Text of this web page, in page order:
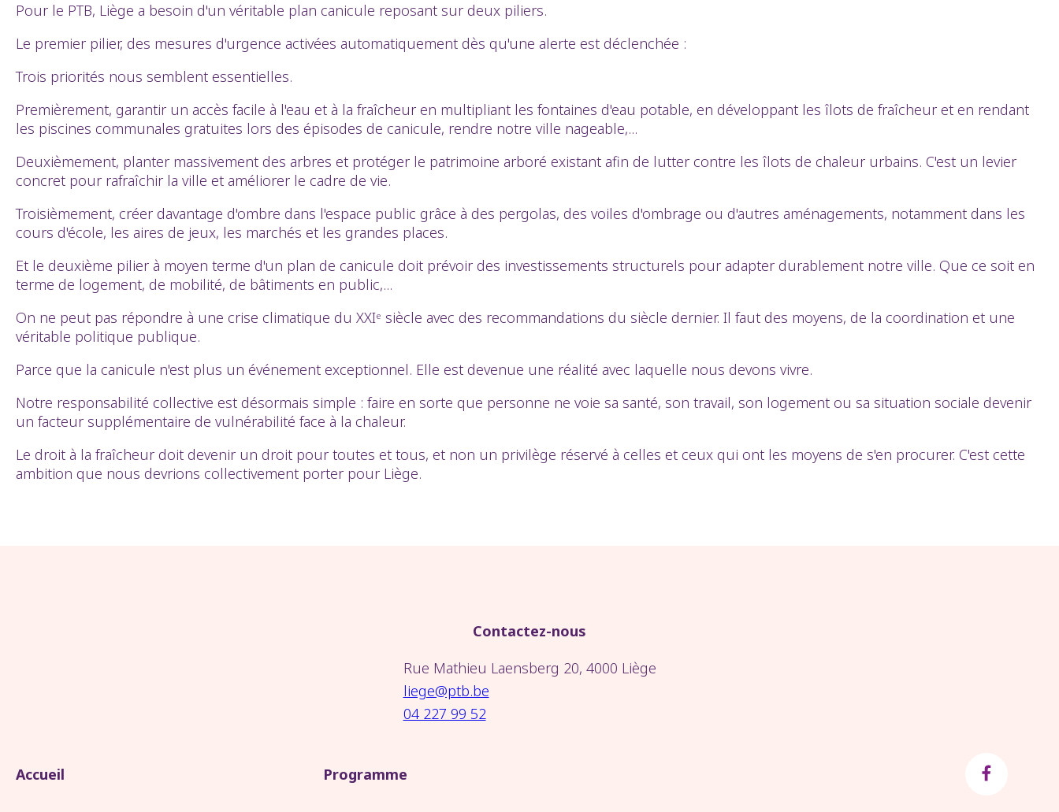
Pour le PTB, Liège a besoin d'un véritable plan canicule reposant sur deux piliers.
Le premier pilier, des mesures d'urgence activées automatiquement dès qu'une alerte est déclenchée :
Trois priorités nous semblent essentielles.
Premièrement, garantir un accès facile à l'eau et à la fraîcheur en multipliant les fontaines d'eau potable, en développant les îlots de fraîcheur et en rendant
les piscines communales gratuites lors des épisodes de canicule, rendre notre ville nageable,...
Deuxièmement, planter massivement des arbres et protéger le patrimoine arboré existant afin de lutter contre les îlots de chaleur urbains. C'est un levier
concret pour rafraîchir la ville et améliorer le cadre de vie.
Troisièmement, créer davantage d'ombre dans l'espace public grâce à des pergolas, des voiles d'ombrage ou d'autres aménagements, notamment dans les
cours d'école, les aires de jeux, les marchés et les grandes places.
Et le deuxième pilier à moyen terme d'un plan de canicule doit prévoir des investissements structurels pour adapter durablement notre ville. Que ce soit en
terme de logement, de mobilité, de bâtiments en public,...
On ne peut pas répondre à une crise climatique du XXIᵉ siècle avec des recommandations du siècle dernier. Il faut des moyens, de la coordination et une
véritable politique publique.
Parce que la canicule n'est plus un événement exceptionnel. Elle est devenue une réalité avec laquelle nous devons vivre.
Notre responsabilité collective est désormais simple : faire en sorte que personne ne voie sa santé, son travail, son logement ou sa situation sociale devenir
un facteur supplémentaire de vulnérabilité face à la chaleur.
Le droit à la fraîcheur doit devenir un droit pour toutes et tous, et non un privilège réservé à celles et ceux qui ont les moyens de s'en procurer. C'est cette
ambition que nous devrions collectivement porter pour Liège.
Contactez-nous
Rue Mathieu Laensberg 20, 4000 Liège
liege@ptb.be
04 227 99 52
Accueil Programme